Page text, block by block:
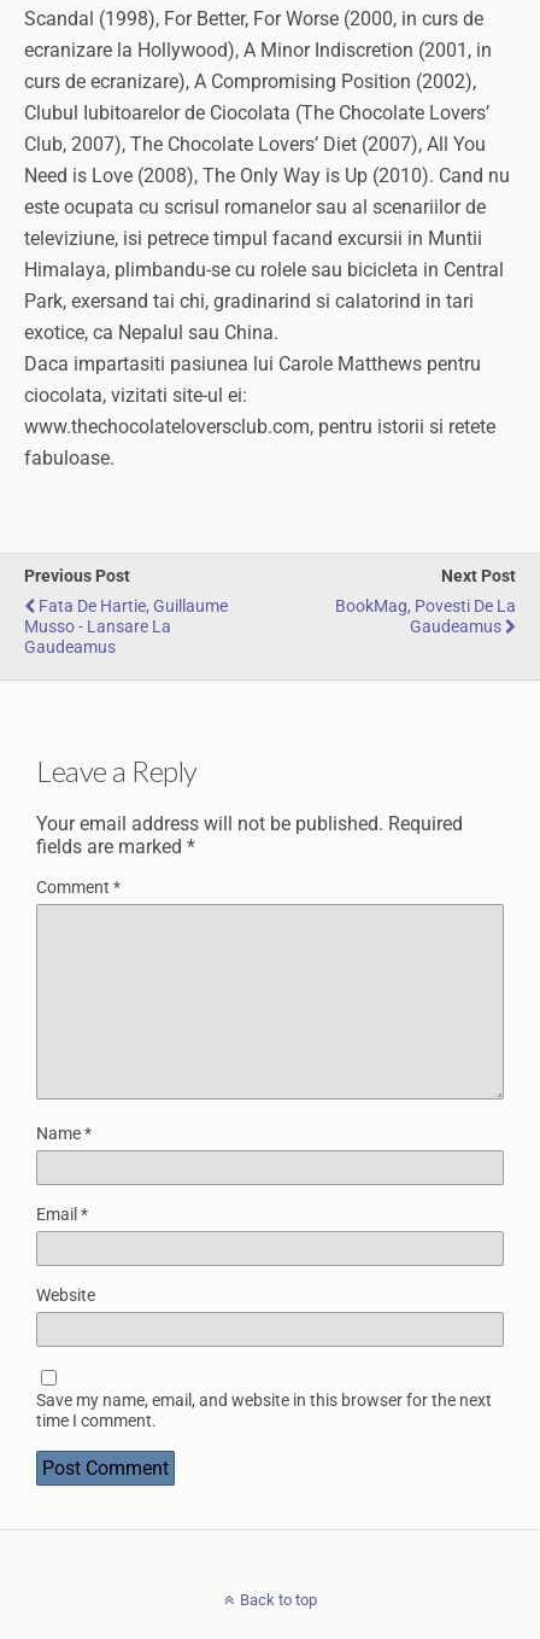
Scandal (1998), For Better, For Worse (2000, in curs de
ecranizare la Hollywood), A Minor Indiscretion (2001, in
curs de ecranizare), A Compromising Position (2002),
Clubul Iubitoarelor de Ciocolata (The Chocolate Lovers’
Club, 2007), The Chocolate Lovers’ Diet (2007), All You
Need is Love (2008), The Only Way is Up (2010). Cand nu
este ocupata cu scrisul romanelor sau al scenariilor de
televiziune, isi petrece timpul facand excursii in Muntii
Himalaya, plimbandu-se cu rolele sau bicicleta in Central
Park, exersand tai chi, gradinarind si calatorind in tari
exotice, ca Nepalul sau China.
Daca impartasiti pasiunea lui Carole Matthews pentru
ciocolata, vizitati site-ul ei:
www.thechocolateloversclub.com, pentru istorii si retete
fabuloase.
Previous Post
Fata De Hartie, Guillaume
Musso - Lansare La
Gaudeamus
Next Post
BookMag, Povesti De La
Gaudeamus
Leave a Reply
Your email address will not be published. Required
fields are marked *
Comment *
Name*
Email *
Website
Save my name, email, and website in this browser for the next
time I comment.
Back to top